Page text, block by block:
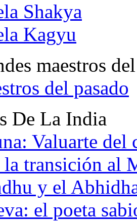
Shakya
Kagyu
maestros
del pasado
De La India
Valuarte del
la transición al
y el
el poeta